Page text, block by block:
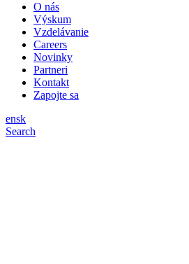
O nás
Výskum
Vzdelávanie
Careers
Novinky
Partneri
Kontakt
Zapojte sa
ensk
Search